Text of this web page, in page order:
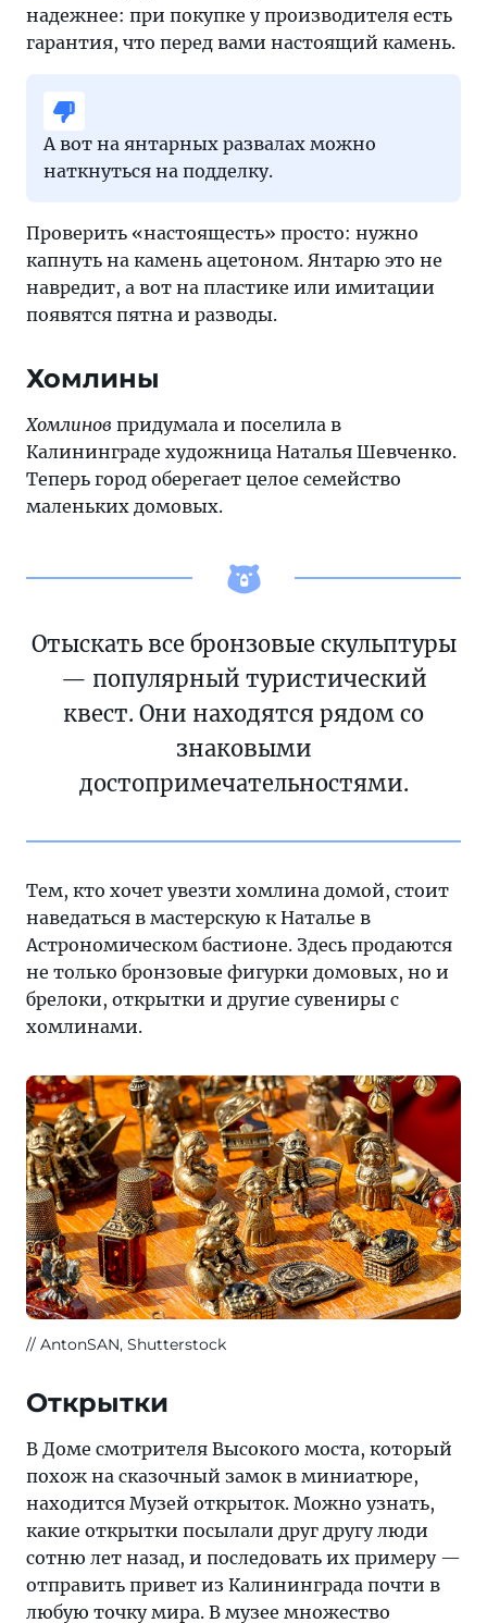
надежнее: при покупке у производителя есть
гарантия, что перед вами настоящий камень.
А вот на янтарных развалах можно
наткнуться на подделку.
Проверить «настоящесть» просто: нужно
капнуть на камень ацетоном. Янтарю это не
навредит, а вот на пластике или имитации
появятся пятна и разводы.
Хомлины
Хомлинов придумала и поселила в
Калининграде художница Наталья Шевченко.
Теперь город оберегает целое семейство
маленьких домовых.
Отыскать все бронзовые скульптуры
— популярный туристический
квест. Они находятся рядом со
знаковыми
достопримечательностями.
Тем, кто хочет увезти хомлина домой, стоит
наведаться в мастерскую к Наталье в
Астрономическом бастионе. Здесь продаются
не только бронзовые фигурки домовых, но и
брелоки, открытки и другие сувениры с
хомлинами.
AntonSAN, Shutterstock
Открытки
В Доме смотрителя Высокого моста, который
похож на сказочный замок в миниатюре,
находится Музей открыток. Можно узнать,
какие открытки посылали друг другу люди
сотню лет назад, и последовать их примеру —
отправить привет из Калининграда почти в
любую точку мира. В музее множество